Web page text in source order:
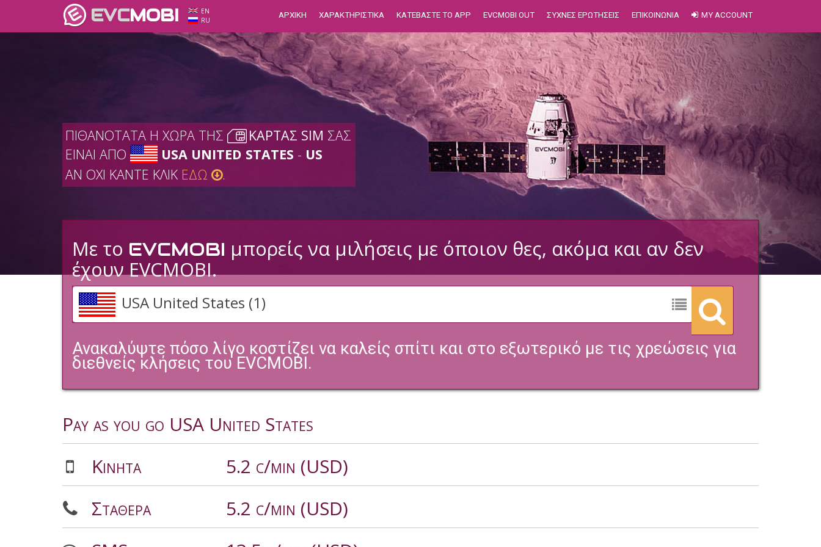
EVCMOBI
EN
RU
ΑΡΧΙΚΗ ΧΑΡΑΚΤΗΡΙΣΤΙΚΑ ΚΑΤΕΒΑΣΤΕ ΤΟ APP EVCMOBI OUT ΣΥΧΝΕΣ ΕΡΩΤΗΣΕΙΣ ΕΠΙΚΟΙΝΩΝΙΑ MY ACCOUNT
ΠΙΘΑΝΟΤΑΤΑ Η ΧΩΡΑ ΤΗΣ ΚΑΡΤΑΣ SIM ΣΑΣ
ΕΙΝΑΙ ΑΠΟ
USA UNITED STATES - US
ΑΝ ΟΧΙ ΚΑΝΤΕ ΚΛΙΚ ΕΔΩ .
Με το EVCMOBI μπορείς να μιλήσεις με όποιον θες, ακόμα και αν δεν
έχουν EVCMOBI.
USA United States (1)
Ανακαλύψτε πόσο λίγο κοστίζει να καλείς σπίτι και στο εξωτερικό με τις χρεώσεις για
διεθνείς κλήσεις του EVCMOBI.
Pay as you go USA United States
Κινητά
5.2 c/min (USD)
Σταθερα
5.2 c/min (USD)